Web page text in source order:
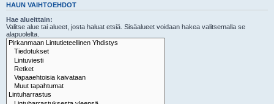
HAUN VAIHTOEHDOT
Hae alueittain:
Valitse alue tai alueet, josta haluat etsiä. Sisäalueet voidaan hakea valitsemalla se
alapuolelta.